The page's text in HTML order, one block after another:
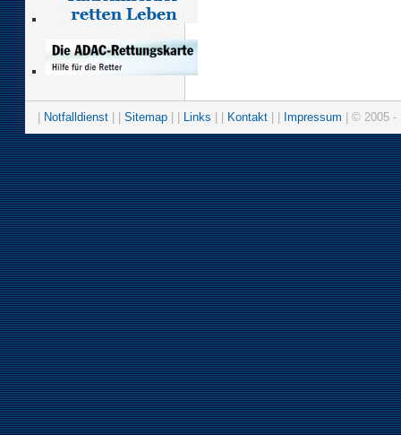
Notfalldienst Sitemap Links Kontakt Impressum | © 2005 -